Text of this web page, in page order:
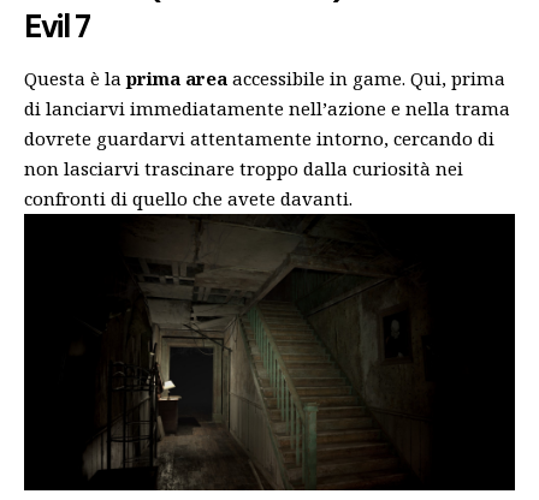
Evil 7
Questa è la prima area accessibile in game. Qui, prima
di lanciarvi immediatamente nell’azione e nella trama
dovrete guardarvi attentamente intorno, cercando di
non lasciarvi trascinare troppo dalla curiosità nei
confronti di quello che avete davanti.